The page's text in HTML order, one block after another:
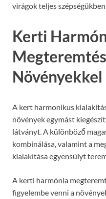
virágok teljes
Kerti
Növényekkel
A kert harmonikus
növények egymást
látványt. A különböző
kombinálása, valamint a
kialakítása egyensúlyt
A kerti harmónia
figyelembe venni a